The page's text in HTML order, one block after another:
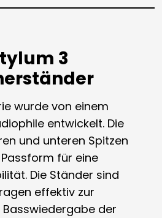
3
wurde von einem
entwickelt. Die
und unteren Spitzen
für eine
Die Ständer sind
effektiv zur
der